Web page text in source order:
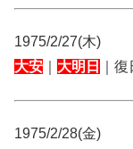
1975/2/27(木)
大安
大明日 ｜
1975/2/28(金)